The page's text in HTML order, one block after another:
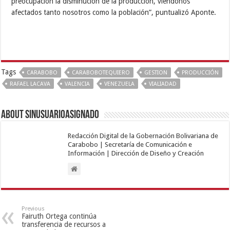
afectados tanto nosotros como la población”, puntualizó Aponte.
Tags CARABOBO CARABOBOTEQUIERO GESTION
PRODUCCIÓN
RAFAEL LACAVA
VALENCIA VENEZUELA VIALIADAD
About sinusuarioasignado
Redacción Digital de la Gobernación Bolivariana de
Carabobo | Secretaría de Comunicación e
Información | Dirección de Diseño y Creación
Previous
Fairuth Ortega continúa
transferencia de recursos a